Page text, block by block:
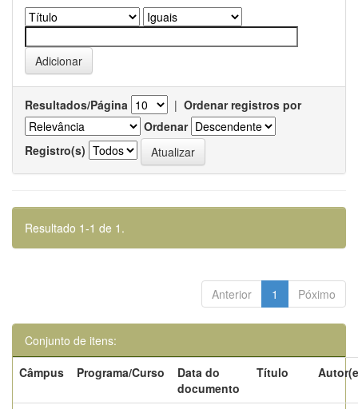
Resultados/Página | Ordenar registros por
Ordenar
Registro(s)
Resultado 1-1 de 1.
Anterior 1 Póximo
Conjunto de itens:
Câmpus
Programa/Curso
Data do
documento
Título